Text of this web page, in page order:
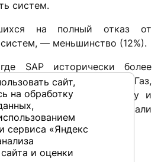
систем.
на полный отказ от
систем, — меньшинство (12%).
SAP исторически более
можно выделить Нефте-Газ,
Финансы, Энергетику и
мы зафиксировали
отказа от решений SAP.
сайт,
на обработку
сервиса «Яндекс
и оценки